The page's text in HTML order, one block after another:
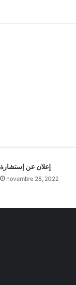
إعلان عن إستشارة
novembre 28, 2022